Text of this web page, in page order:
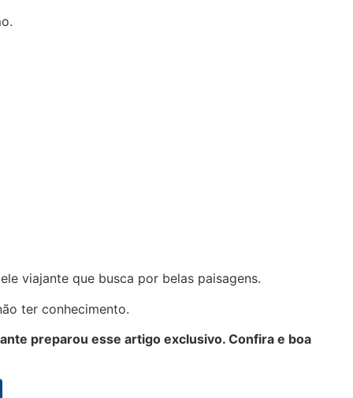
viajante que busca por belas paisagens.
ter conhecimento.
preparou esse artigo exclusivo. Confira e boa